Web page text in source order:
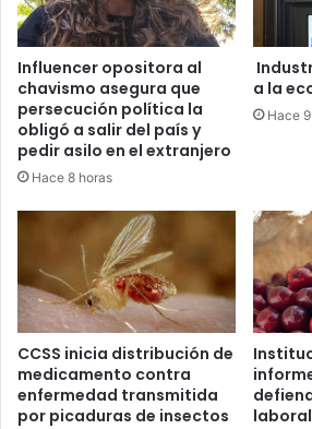
Influencer opositora al
chavismo asegura que
persecución política la
obligó a salir del país y
pedir asilo en el extranjero
Hace 8 horas
a la
Hace
CCSS inicia distribución de
medicamento contra
enfermedad transmitida
por picaduras de insectos